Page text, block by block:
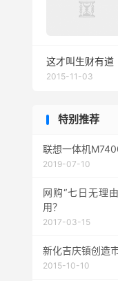
这才叫生财有道
2015-11-03
特别推荐
联想一体机
2019-07-10
网购“七日无理
用？
2017-03-15
新化吉庆镇创造
2015-10-10